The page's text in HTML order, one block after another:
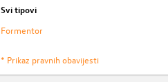
Svi tipovi
Formentor
* Prikaz pravnih obavijesti